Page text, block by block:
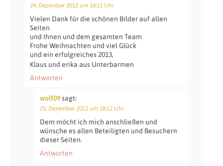
24. Dezember 2012 um 14:11 Uhr
Vielen Dank für die schönen Bilder auf allen
Seiten
und Ihnen und dem gesamten Team
Frohe Weihnachten und viel Glück
und ein erfolgreiches 2013,
Klaus und erika aus Unterbarmen
Antworten
wolf09sagt:
25. Dezember 2012 um 18:12 Uhr
Dem möcht ich mich anschließen und
wünsche es allen Beteiligten und Besuchern
dieser Seiten.
Antworten